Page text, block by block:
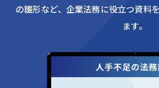
の雛形など、企業法務に役立つ資料
ます。